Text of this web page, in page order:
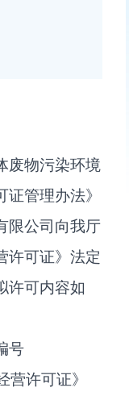
废物污染环境
管理办法》
限公司向我厅
许可证》法定
许可内容如
号
营许可证》